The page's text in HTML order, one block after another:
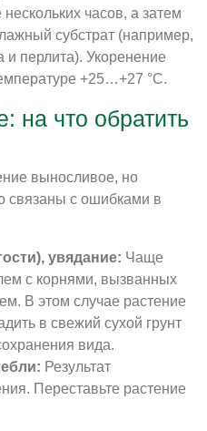
часов, а затем
субстрат (например,
и перлита). Укоренение
+25…+27 °C.
на что обратить
выносливое, но
связаны с ошибками в
увядание: Чаще
с корнями, вызванных
. В этом случае растение
в свежий сухой грунт
вида.
Результат
Переставьте растение